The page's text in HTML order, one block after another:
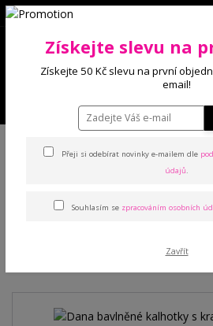
Dana bavlněné
Získejte slevu na
Získejte 50 Kč slevu na první
email!
Přeji si odebírat novinky e-mailem dle
údajů.
Souhlasím se zpracováním osobních
Zavřít